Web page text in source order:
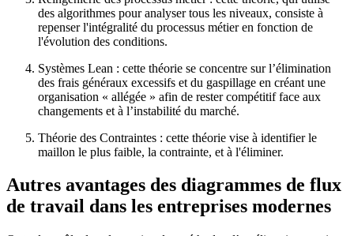
des algorithmes pour analyser tous les niveaux, consiste à
repenser l'intégralité du processus métier en fonction de
l'évolution des conditions.
Systèmes Lean : cette théorie se concentre sur l’élimination
des frais généraux excessifs et du gaspillage en créant une
organisation « allégée » afin de rester compétitif face aux
changements et à l’instabilité du marché.
Théorie des Contraintes : cette théorie vise à identifier le
maillon le plus faible, la contrainte, et à l'éliminer.
Autres avantages des diagrammes de flux
de travail dans les entreprises modernes